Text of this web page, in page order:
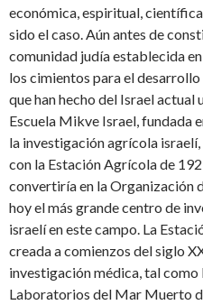
económica, espiritual,
sido el caso. Aún antes de
comunidad judía establecida
los cimientos para el
que han hecho del Israel actual
Escuela Mikve Israel, fundada
la investigación agrícola
con la Estación Agrícola de
convertiría en la Organización
hoy el más grande centro de
israelí en este campo. La
creada a comienzos del siglo
investigación médica, tal como
Laboratorios del Mar Muerto